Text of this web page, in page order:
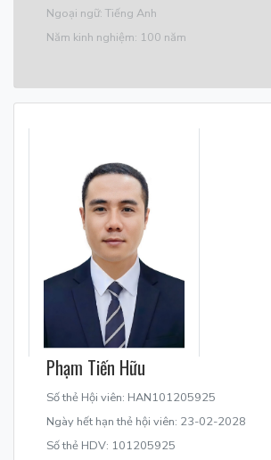
Ngoại ngữ: Tiếng Anh
Năm kinh nghiệm: 100 năm
Phạm Tiến Hữu
Số thẻ Hội viên: HAN101205925
Ngày hết hạn thẻ hội viên: 23-02-2028
Số thẻ HDV: 101205925